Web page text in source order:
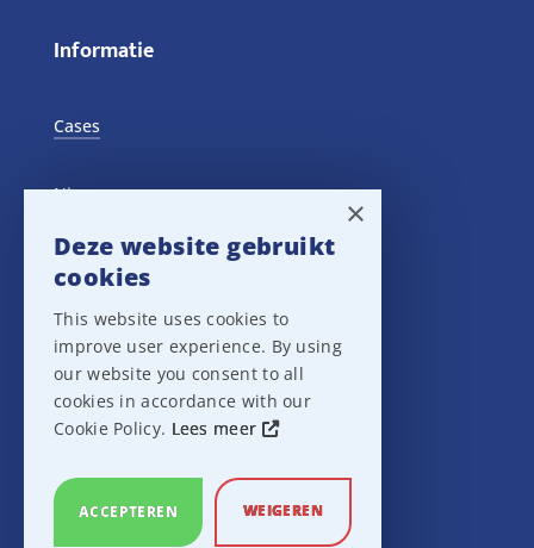
Informatie
Cases
Nieuws
Training Events
Privacy verklaring
Disclaimer
×
Deze website gebruikt
cookies
This website uses cookies to
improve user experience. By using
our website you consent to all
cookies in accordance with our
Cookie Policy. Lees meer
ACCEPTEREN WEIGEREN